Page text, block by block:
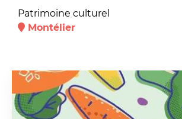
Patrimoine culturel
Montélier